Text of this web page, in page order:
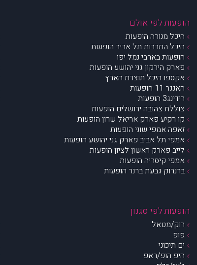
הופעות לפי אולם
היכל מנורה הופעות
היכל התרבות תל אביב הופעות
הופעות בארבי נמל יפו
פארק הירקון גני יהושע הופעות
אקספו היכל תוצרת הארץ
האנגר 11 הופעות
רידינג3 הופעות
צוללת צהובה ירושלים הופעות
קו רקיע פארק אריאל שרון הופעות
זאפה אמפי שוני הופעות
אמפי תל אביב פארק גני יהושע הופעות
לייב פארק ראשון לציון הופעות
אמפי קיסריה הופעות
ברנרוק גבעת ברנר הופעות
הופעות לפי סגנון
רוק/מטאל
פופ
ים תיכוני
היפ הופ/ראפ